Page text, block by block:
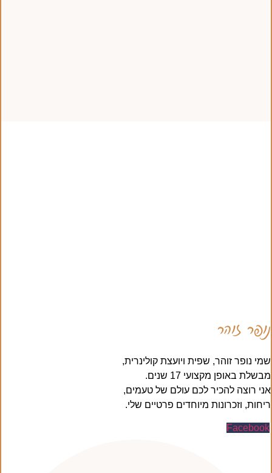
נופר זוהר
שמי נופר זוהר, שפית ויועצת קולינרית,
מבשלת באופן מקצועי 17 שנים.
אני רוצה להכיר לכם עולם של טעמים,
ריחות, וזכרונות מיוחדים פרטיים שלי.
Facebook